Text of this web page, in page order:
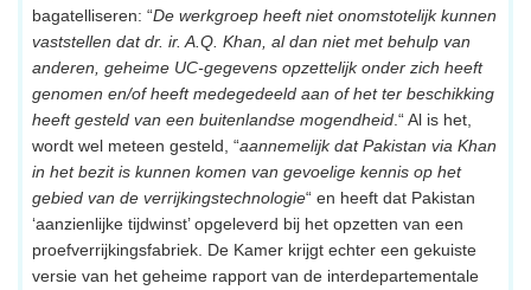
bagatelliseren: “De werkgroep heeft niet onomstotelijk kunnen
vaststellen dat dr. ir. A.Q. Khan, al dan niet met behulp van
anderen, geheime UC-gegevens opzettelijk onder zich heeft
genomen en/of heeft medegedeeld aan of het ter beschikking
heeft gesteld van een buitenlandse mogendheid .“ Al is het,
wordt wel meteen gesteld, “aannemelijk dat Pakistan via Khan
in het bezit is kunnen komen van gevoelige kennis op het
gebied van de verrijkingstechnologie“ en heeft dat Pakistan
‘aanzienlijke tijdwinst’ opgeleverd bij het opzetten van een
proefverrijkingsfabriek. De Kamer krijgt echter een gekuiste
versie van het geheime rapport van de interdepartementale